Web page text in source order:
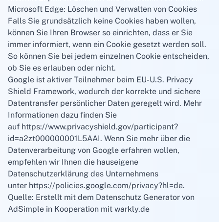
Microsoft Edge: Löschen und Verwalten von Cookies
Falls Sie grundsätzlich keine Cookies haben wollen,
können Sie Ihren Browser so einrichten, dass er Sie
immer informiert, wenn ein Cookie gesetzt werden soll.
So können Sie bei jedem einzelnen Cookie entscheiden,
ob Sie es erlauben oder nicht.
Google ist aktiver Teilnehmer beim EU-U.S. Privacy
Shield Framework, wodurch der korrekte und sichere
Datentransfer persönlicher Daten geregelt wird. Mehr
Informationen dazu finden Sie
auf https://www.privacyshield.gov/participant?
id=a2zt000000001L5AAI. Wenn Sie mehr über die
Datenverarbeitung von Google erfahren wollen,
empfehlen wir Ihnen die hauseigene
Datenschutzerklärung des Unternehmens
unter https://policies.google.com/privacy?hl=de.
Quelle: Erstellt mit dem Datenschutz Generator von
AdSimple in Kooperation mit warkly.de